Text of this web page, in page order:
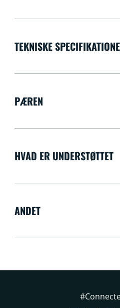
TEKNISKE
PÆREN
HVAD ER UNDERSTØTTET
ANDET